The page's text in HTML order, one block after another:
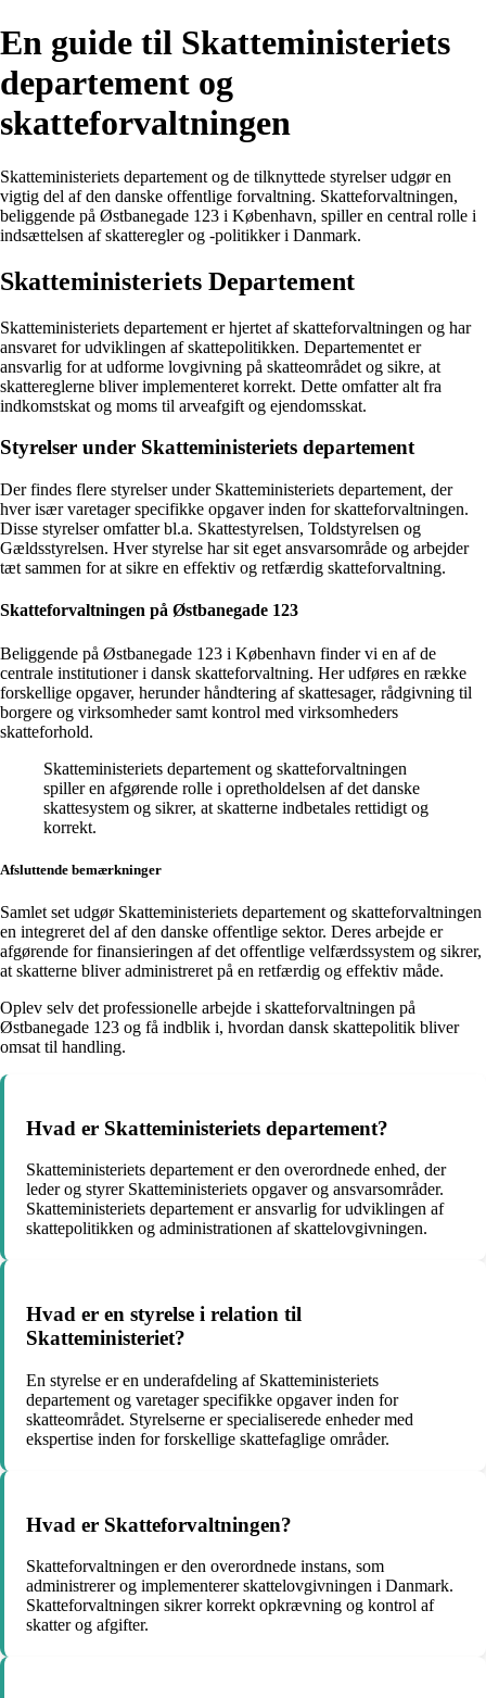
En guide til Skatteministeriets
departement og
skatteforvaltningen
Skatteministeriets departement og de tilknyttede styrelser udgør en
vigtig del af den danske offentlige forvaltning. Skatteforvaltningen,
beliggende på Østbanegade 123 i København, spiller en central rolle i
indsættelsen af skatteregler og -politikker i Danmark.
Skatteministeriets Departement
Skatteministeriets departement er hjertet af skatteforvaltningen og har
ansvaret for udviklingen af skattepolitikken. Departementet er
ansvarlig for at udforme lovgivning på skatteområdet og sikre, at
skattereglerne bliver implementeret korrekt. Dette omfatter alt fra
indkomstskat og moms til arveafgift og ejendomsskat.
Styrelser under Skatteministeriets departement
Der findes flere styrelser under Skatteministeriets departement, der
hver især varetager specifikke opgaver inden for skatteforvaltningen.
Disse styrelser omfatter bl.a. Skattestyrelsen, Toldstyrelsen og
Gældsstyrelsen. Hver styrelse har sit eget ansvarsområde og arbejder
tæt sammen for at sikre en effektiv og retfærdig skatteforvaltning.
Skatteforvaltningen på Østbanegade 123
Beliggende på Østbanegade 123 i København finder vi en af de
centrale institutioner i dansk skatteforvaltning. Her udføres en række
forskellige opgaver, herunder håndtering af skattesager, rådgivning til
borgere og virksomheder samt kontrol med virksomheders
skatteforhold.
Skatteministeriets departement og skatteforvaltningen
spiller en afgørende rolle i opretholdelsen af det danske
skattesystem og sikrer, at skatterne indbetales rettidigt og
korrekt.
Afsluttende bemærkninger
Samlet set udgør Skatteministeriets departement og skatteforvaltningen
en integreret del af den danske offentlige sektor. Deres arbejde er
afgørende for finansieringen af det offentlige velfærdssystem og sikrer,
at skatterne bliver administreret på en retfærdig og effektiv måde.
Oplev selv det professionelle arbejde i skatteforvaltningen på
Østbanegade 123 og få indblik i, hvordan dansk skattepolitik bliver
omsat til handling.
Hvad er Skatteministeriets departement?
Skatteministeriets departement er den overordnede enhed, der
leder og styrer Skatteministeriets opgaver og ansvarsområder.
Skatteministeriets departement er ansvarlig for udviklingen af
skattepolitikken og administrationen af skattelovgivningen.
Hvad er en styrelse i relation til
Skatteministeriet?
En styrelse er en underafdeling af Skatteministeriets
departement og varetager specifikke opgaver inden for
skatteområdet. Styrelserne er specialiserede enheder med
ekspertise inden for forskellige skattefaglige områder.
Hvad er Skatteforvaltningen?
Skatteforvaltningen er den overordnede instans, som
administrerer og implementerer skattelovgivningen i Danmark.
Skatteforvaltningen sikrer korrekt opkrævning og kontrol af
skatter og afgifter.